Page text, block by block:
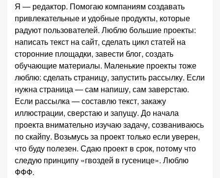
Я — редактор. Помогаю компаниям создавать
привлекательные и удобные продукты, которые
радуют пользователей. Люблю большие проекты:
написать текст на сайт, сделать цикл статей на
сторонние площадки, завести блог, создать
обучающие материалы. Маленькие проекты тоже
люблю: сделать страницу, запустить рассылку. Если
нужна страница — сам напишу, сам заверстаю.
Если рассылка — составлю текст, закажу
иллюстрации, сверстаю и запущу. До начала
проекта внимательно изучаю задачу, созваниваюсь
по скайпу. Возьмусь за проект только если уверен,
что буду полезен. Сдаю проект в срок, потому что
следую принципу «гвоздей в гусенице». Люблю
ФФФ.